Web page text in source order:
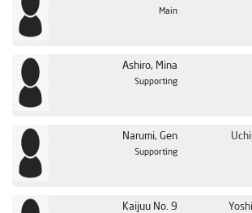
Main
Ashiro, Mina
Supporting
Narumi, Gen
Supporting
Kaijuu No. 9